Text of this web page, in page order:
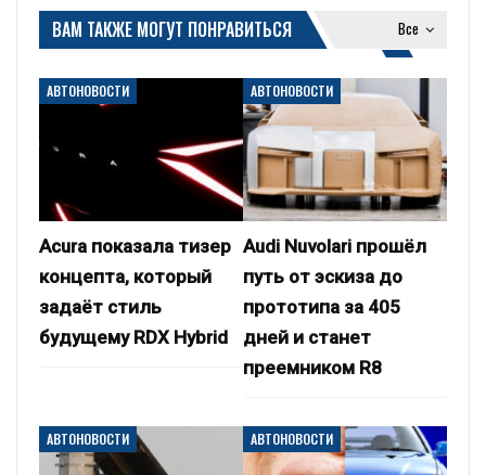
Все
ВАМ ТАКЖЕ МОГУТ ПОНРАВИТЬСЯ
АВТОНОВОСТИ
Acura показала тизер
концепта, который
задаёт стиль
будущему RDX Hybrid
АВТОНОВОСТИ
Audi Nuvolari прошёл
путь от эскиза до
прототипа за 405
дней и станет
преемником R8
АВТОНОВОСТИ АВТОНОВОСТИ